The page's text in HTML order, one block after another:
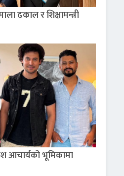
ढकाल र शिक्षामन्त्री
आचार्यको भूमिकामा